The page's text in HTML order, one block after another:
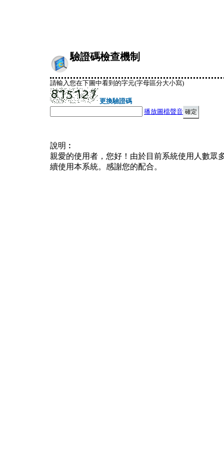
驗證碼檢查機制
請輸入您在下圖中看到的字元(字母區分大小寫)
更換驗證碼
播放圖檔聲音
說明︰
親愛的使用者，您好！由於目前系統使用人數眾
續使用本系統。感謝您的配合。